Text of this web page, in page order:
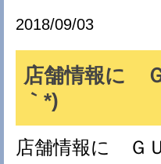
2018/09/03
店舗情報に
｀*)
店舗情報に Ｇ